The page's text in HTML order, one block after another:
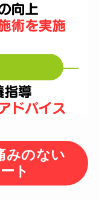
みのない
ト